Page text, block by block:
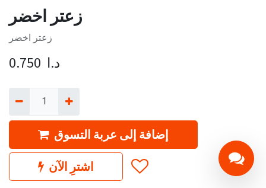
زعتر اخضر
زعتر اخضر
0.750 د.ا
إضافة إلى عربة التسوق
اشترِ الآن